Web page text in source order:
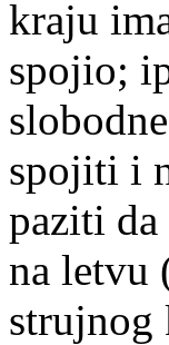
kraju
spojio;
spojiti i
paziti
na letvu
strujnog